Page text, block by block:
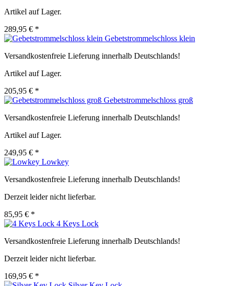
Artikel auf Lager.
289,95 € *
Gebetstrommelschloss klein
Versandkostenfreie Lieferung innerhalb Deutschlands!
Artikel auf Lager.
205,95 € *
Gebetstrommelschloss groß
Versandkostenfreie Lieferung innerhalb Deutschlands!
Artikel auf Lager.
249,95 € *
Lowkey
Versandkostenfreie Lieferung innerhalb Deutschlands!
Derzeit leider nicht lieferbar.
85,95 € *
4 Keys Lock
Versandkostenfreie Lieferung innerhalb Deutschlands!
Derzeit leider nicht lieferbar.
169,95 € *